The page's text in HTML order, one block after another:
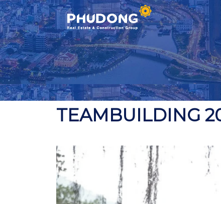
Skip
to
content
TEAMBUILDING